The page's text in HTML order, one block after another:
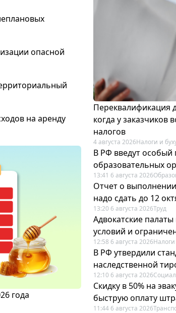
опасной
на аренду
года
Переквалификация
когда у
налогов
4 августа 2026Налоги и
В РФ введут особый
образовательных
13:41 6 августа 2026
Отчет о
надо сдать до 12
13:20 6 августа 2026Труд
Адвокатские
условий и
12:58 6 августа 2026Налоги
В РФ утвердили
наследственной
12:10 6 августа 2026
Скидку в 50% на
быструю оплату
11:44 6 августа 2026